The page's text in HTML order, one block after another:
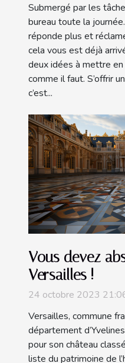
Submergé par les
bureau toute la
réponde plus et
cela vous est déjà
deux idées à mettre
comme il faut. S’offrir
c’est...
Vous devez
Versailles !
24 octobre 2023
Versailles, commune
département
pour son château
liste du patrimoine de